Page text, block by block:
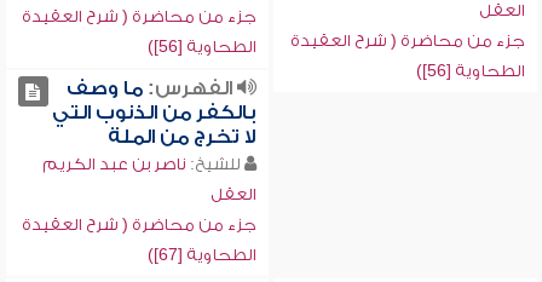
العقل
جزء من محاضرة ( شرح العقيدة
الطحاوية [56])
جزء من محاضرة ( شرح العقيدة
الطحاوية [56])
الفهرس:ما وصف
بالكفر من الذنوب التي
لا تخرج من الملة
للشيخ: ناصر بن عبد الكريم
العقل
جزء من محاضرة ( شرح العقيدة
الطحاوية [67])